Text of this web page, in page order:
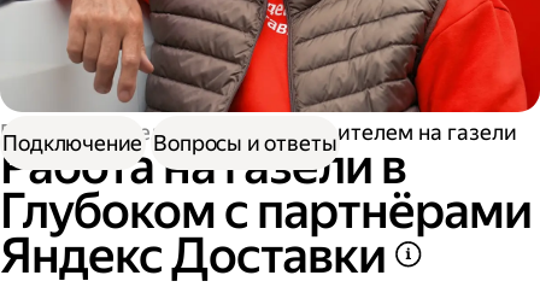
Работа водителем Работа водителем на газели
Работа на газели в
Глубоком с партнёрами
Яндекс Доставки
Подключение Вопросы и ответы